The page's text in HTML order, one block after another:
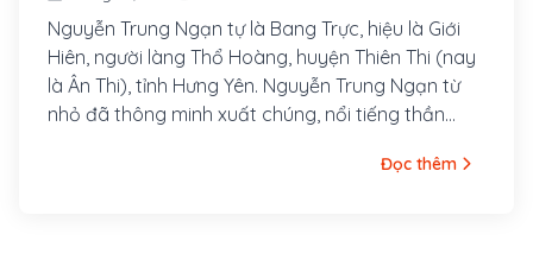
Nguyễn Trung Ngạn tự là Bang Trực, hiệu là Giới
Hiên, người làng Thổ Hoàng, huyện Thiên Thi (nay
là Ân Thi), tỉnh Hưng Yên. Nguyễn Trung Ngạn từ
nhỏ đã thông minh xuất chúng, nổi tiếng thần
Đọc thêm